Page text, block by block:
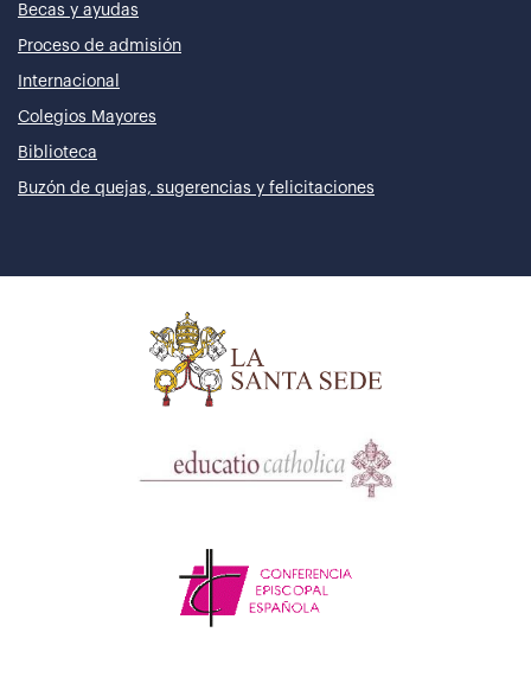
Becas y ayudas
Proceso de admisión
Internacional
Colegios Mayores
Biblioteca
Buzón de quejas, sugerencias y felicitaciones